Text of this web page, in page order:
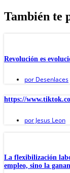
También te
Revolución es
por Desenlaces
https://
por Jesus Leon
La flexibilización
empleo, sino la